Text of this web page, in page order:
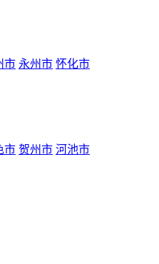
市 永州市 怀化市
市 贺州市 河池市